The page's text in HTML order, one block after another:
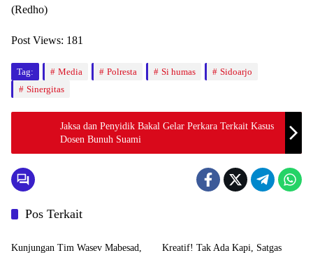
(Redho)
Post Views: 181
Tag: Media Polresta Si humas
Sidoarjo
Sinergitas
Jaksa dan Penyidik Bakal Gelar Perkara Terkait Kasus
Dosen Bunuh Suami
Pos Terkait
Serba-Serbi
Kunjungan Tim Wasev Mabesad,
Kreatif! Tak Ada Kapi, Satgas